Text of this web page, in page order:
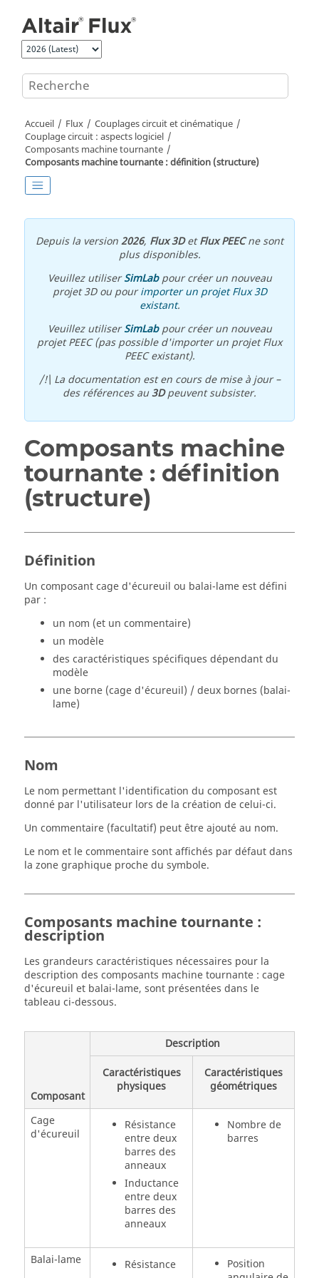
Accueil Flux
Couplages circuit et cinématique
Couplage circuit : aspects logiciel
Composants machine tournante
Composants machine tournante : définition (structure)
Depuis la version2026, Flux 3DetFlux PEECne sont
plus disponibles.
Veuillez utiliserSimLabpour créer un nouveau
projet 3D ou pourimporter un projet Flux 3D
existant.
Veuillez utiliserSimLabpour créer un nouveau
projet PEEC (pas possible d'importer un projet Flux
PEEC existant).
/!\ La documentation est en cours de mise à jour –
des références au3Dpeuvent subsister.
Composants machine
tournante : définition
(structure)
Définition
Un composant cage d'écureuil ou balai-lame est défini
par :
un nom (et un commentaire)
un modèle
des caractéristiques spécifiques dépendant du
modèle
une borne (cage d'écureuil) / deux bornes (balai-
lame)
Nom
Le nom permettant l'identification du composant est
donné par l'utilisateur lors de la création de celui-ci.
Un commentaire (facultatif) peut être ajouté au nom.
Le nom et le commentaire sont affichés par défaut dans
la zone graphique proche du symbole.
Composants machine tournante :
description
Les grandeurs caractéristiques nécessaires pour la
description des composants machine tournante : cage
d'écureuil et balai-lame, sont présentées dans le
tableau ci-dessous.
Composant
Description
Caractéristiques
physiques
Caractéristiques
géométriques
Cage
d'écureuil
Résistance
entre deux
barres des
anneaux
Inductance
entre deux
barres des
anneaux
Nombre de
barres
Balai-lame Résistance
Position